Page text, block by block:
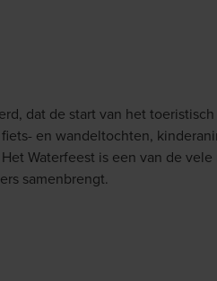
dat de start van het
en wandeltochten,
Waterfeest is een van de
samenbrengt.